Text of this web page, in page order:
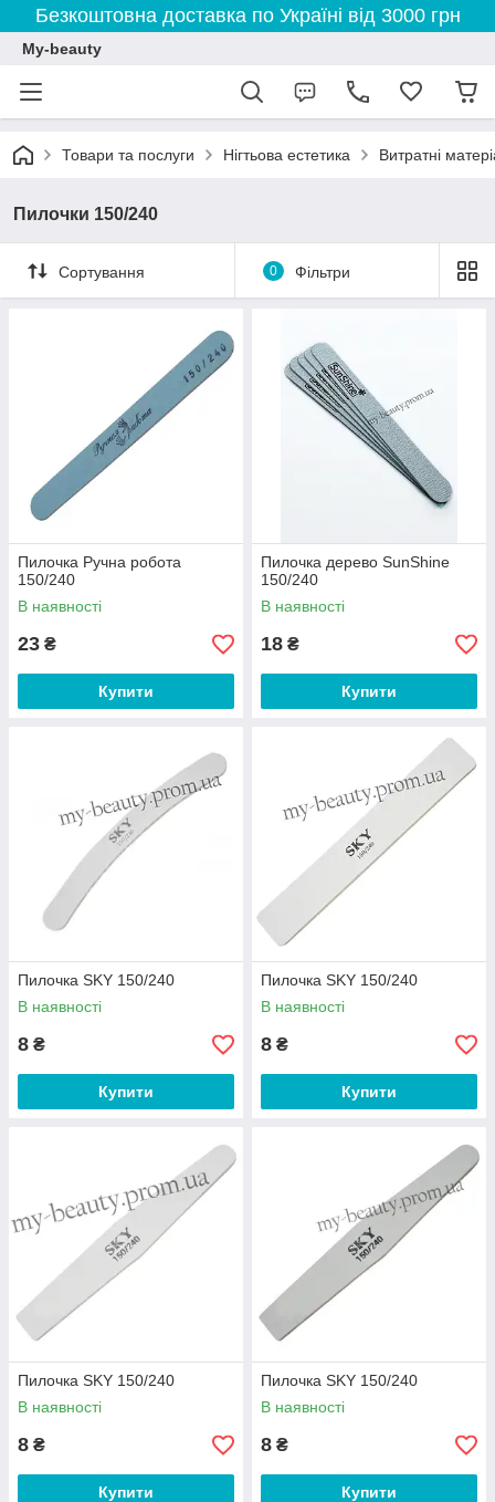
Безкоштовна доставка по Україні від 3000 грн
My-beauty
Товари та послуги Нігтьова естетика Витратні
Пилочки 150/240
Сортування 0 Фільтри
Пилочка Ручна робота
150/240
В наявності
23 ₴
Купити
Пилочка дерево SunShine
150/240
В наявності
18 ₴
Купити
Пилочка SKY 150/240
В наявності
8 ₴
Купити
Пилочка SKY 150/240
В наявності
8 ₴
Купити
Пилочка SKY 150/240
В наявності
8 ₴
Купити
Пилочка SKY 150/240
В наявності
8 ₴
Купити